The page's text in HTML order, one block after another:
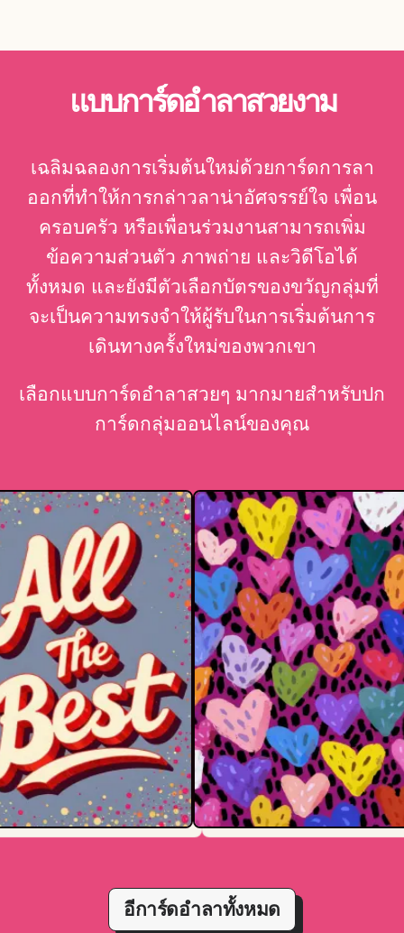
แบบการ์ดอำลาสวยงาม
เฉลิมฉลองการเริ่มต้นใหม่ด้วยการ์ดการลา
ออกที่ทำให้การกล่าวลาน่าอัศจรรย์ใจ เพื่อน
ครอบครัว หรือเพื่อนร่วมงานสามารถเพิ่ม
ข้อความส่วนตัว ภาพถ่าย และวิดีโอได้
ทั้งหมด และยังมีตัวเลือกบัตรของขวัญกลุ่มที่
จะเป็นความทรงจำให้ผู้รับในการเริ่มต้นการ
เดินทางครั้งใหม่ของพวกเขา
เลือกแบบการ์ดอำลาสวยๆ มากมายสำหรับปก
การ์ดกลุ่มออนไลน์ของคุณ
อีการ์ดอำลาทั้งหมด